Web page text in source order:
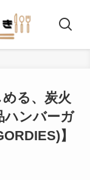
る、炭火
ハンバーガ
】